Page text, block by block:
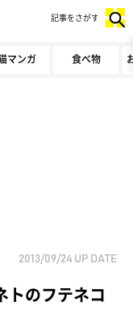
マンガ 食べ物
記事をさがす
2013/09/24 UP DATE
のフテネコ